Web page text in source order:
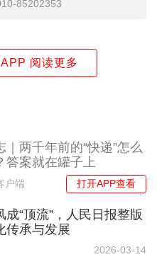
85202353
APP 阅读更多
｜两千年前的“快递”怎么
答案就在罐子上
户端 打开APP查看
成“顶流”，人民日报整版
传承与发展
2026-03-14